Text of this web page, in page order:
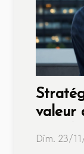
valeur
Dim. 23/